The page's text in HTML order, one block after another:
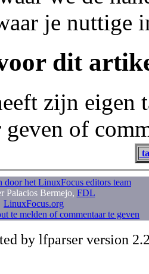
je nuttige
dit
zijn eigen
geven of
door het LinuxFocus editors team
Palacios Bermejo, FDL
LinuxFocus.org
te melden of commentaar te geven
by lfparser version